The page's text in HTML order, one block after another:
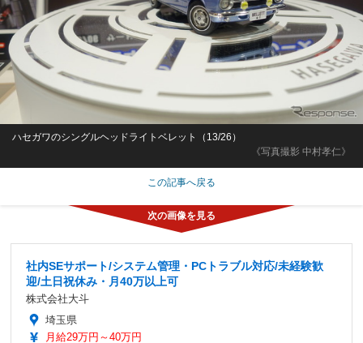
《写真撮影 中村孝仁》
ハセガワのシングルヘッドライトベレット（13/26）
この記事へ戻る
社内SEサポート/システム管理・PCトラブル対応/未経験歓
迎/土日祝休み・月40万以上可
株式会社大斗
埼玉県
月給29万円～40万円